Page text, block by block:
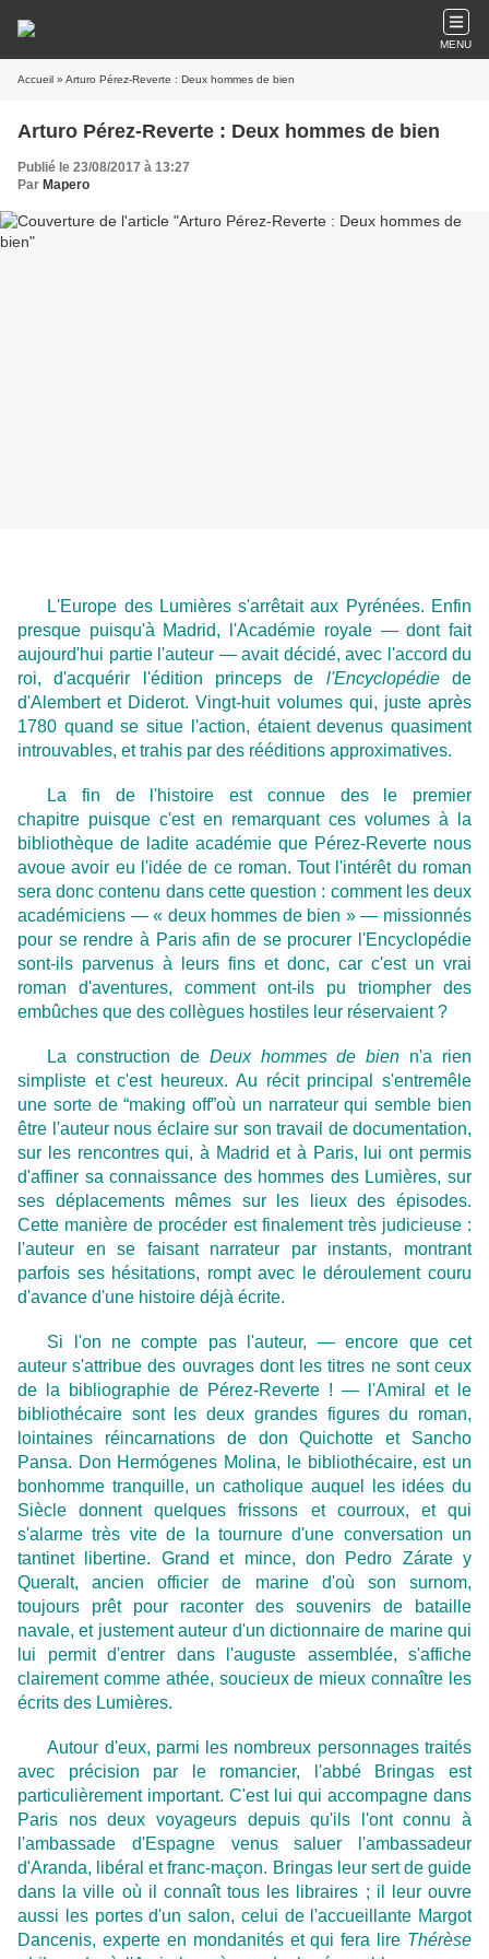
MENU
Accueil » Arturo Pérez-Reverte : Deux hommes de bien
Arturo Pérez-Reverte : Deux hommes de bien
Publié le 23/08/2017 à 13:27
Par Mapero
L'Europe des Lumières s'arrêtait aux Pyrénées. Enfin
presque puisqu'à Madrid, l'Académie royale — dont fait
aujourd'hui partie l'auteur — avait décidé, avec l'accord du
roi, d'acquérir l'édition princeps de l'Encyclopédiede
d'Alembert et Diderot. Vingt-huit volumes qui, juste après
1780 quand se situe l'action, étaient devenus quasiment
introuvables, et trahis par des rééditions approximatives.
La fin de l'histoire est connue des le premier
chapitre puisque c'est en remarquant ces volumes à la
bibliothèque de ladite académie que Pérez-Reverte nous
avoue avoir eu l'idée de ce roman. Tout l'intérêt du roman
sera donc contenu dans cette question : comment les deux
académiciens — « deux hommes de bien » — missionnés
pour se rendre à Paris afin de se procurer l'Encyclopédie
sont-ils parvenus à leurs fins et donc, car c'est un vrai
roman d'aventures, comment ont-ils pu triompher des
embûches que des collègues hostiles leur réservaient ?
La construction de Deux hommes de bien n'a rien
simpliste et c'est heureux. Au récit principal s'entremêle
une sorte de “making off”où un narrateur qui semble bien
être l'auteur nous éclaire sur son travail de documentation,
sur les rencontres qui, à Madrid et à Paris, lui ont permis
d'affiner sa connaissance des hommes des Lumières, sur
ses déplacements mêmes sur les lieux des épisodes.
Cette manière de procéder est finalement très judicieuse :
l'auteur en se faisant narrateur par instants, montrant
parfois ses hésitations, rompt avec le déroulement couru
d'avance d'une histoire déjà écrite.
Si l'on ne compte pas l'auteur, — encore que cet
auteur s'attribue des ouvrages dont les titres ne sont ceux
de la bibliographie de Pérez-Reverte ! — l'Amiral et le
bibliothécaire sont les deux grandes figures du roman,
lointaines réincarnations de don Quichotte et Sancho
Pansa. Don Hermógenes Molina, le bibliothécaire, est un
bonhomme tranquille, un catholique auquel les idées du
Siècle donnent quelques frissons et courroux, et qui
s'alarme très vite de la tournure d'une conversation un
tantinet libertine. Grand et mince, don Pedro Zárate y
Queralt, ancien officier de marine d'où son surnom,
toujours prêt pour raconter des souvenirs de bataille
navale, et justement auteur d'un dictionnaire de marine qui
lui permit d'entrer dans l'auguste assemblée, s'affiche
clairement comme athée, soucieux de mieux connaître les
écrits des Lumières.
Autour d'eux, parmi les nombreux personnages traités
avec précision par le romancier, l'abbé Bringas est
particulièrement important. C'est lui qui accompagne dans
Paris nos deux voyageurs depuis qu'ils l'ont connu à
l'ambassade d'Espagne venus saluer l'ambassadeur
d'Aranda, libéral et franc-maçon. Bringas leur sert de guide
dans la ville où il connaît tous les libraires ; il leur ouvre
aussi les portes d'un salon, celui de l'accueillante Margot
Dancenis, experte en mondanités et qui fera lire Thérèse